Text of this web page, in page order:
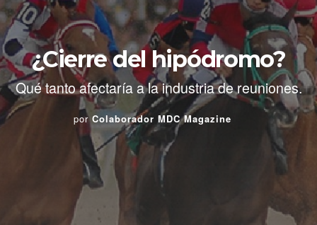
¿Cierre del hipódromo?
Qué tanto afectaría a la industria de reuniones.
por Colaborador MDC Magazine